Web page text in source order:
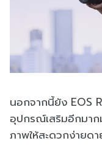
นอกจากนี้ยัง EOS
อุปกรณ์เสริมอีกมา
ภาพให้สะดวกง่ายดา